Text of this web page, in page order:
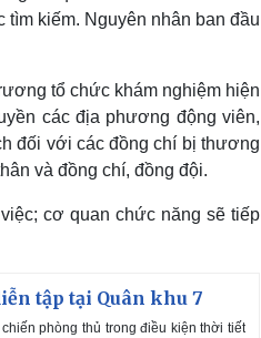
kiếm. Nguyên nhân ban đầu
tổ chức khám nghiệm hiện
các địa phương động viên,
đối với các đồng chí bị thương
và đồng chí, đồng đội.
cơ quan chức năng sẽ tiếp
tập tại Quân khu 7
phòng thủ trong điều kiện thời tiết